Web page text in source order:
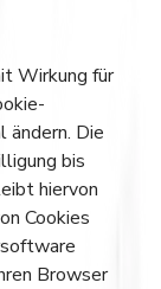
Wirkung für
ändern. Die
bis
hiervon
Cookies
Browser